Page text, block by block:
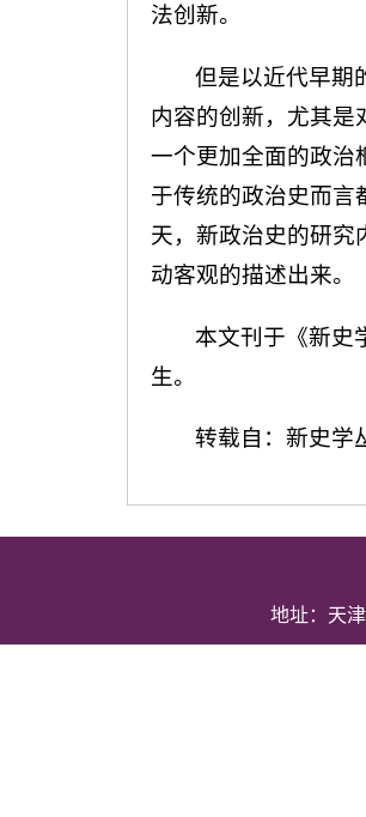
法创新。
但是以近代早期
内容的创新，尤其是
一个更加全面的政治
于传统的政治史而言
天，新政治史的研究
动客观的描述出来。
本文刊于《新史
生。
转载自：新史学
地址：天